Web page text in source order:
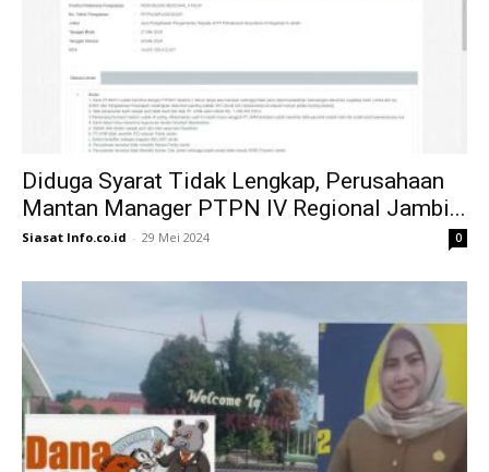
Diduga Syarat Tidak Lengkap, Perusahaan
Mantan Manager PTPN IV Regional Jambi...
Siasat Info.co.id - 29 Mei 2024 0